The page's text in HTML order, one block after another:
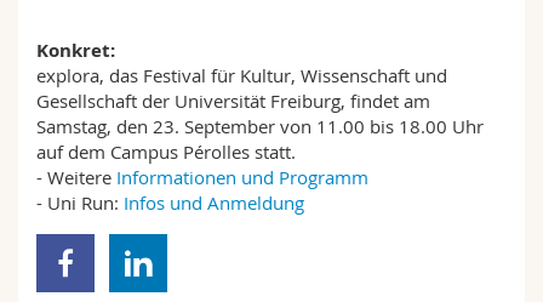
Konkret:
explora, das Festival für Kultur, Wissenschaft und
Gesellschaft der Universität Freiburg, findet am
Samstag, den 23. September von 11.00 bis 18.00 Uhr
auf dem Campus Pérolles statt.
- Weitere Informationen und Programm
- Uni Run: Infos und Anmeldung